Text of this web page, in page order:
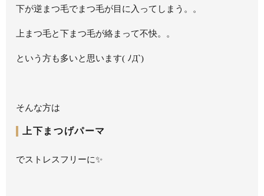
下が逆まつ毛でまつ毛が目に入ってしまう。。
上まつ毛と下まつ毛が絡まって不快。。
という方も多いと思います( ﾉД`)
そんな方は
上下まつげパーマ
でストレスフリーに✨